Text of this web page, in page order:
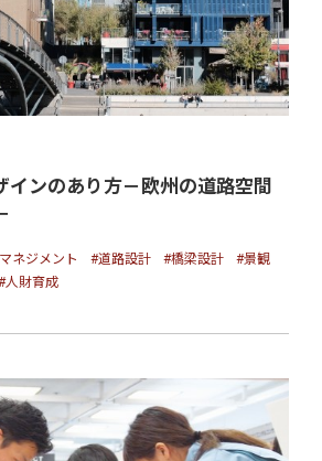
インのあり方－欧州の道路空間
ネジメント #道路設計 #橋梁設計
#景観
人財育成